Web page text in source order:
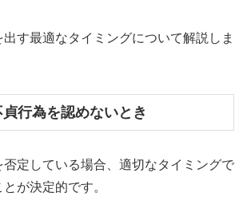
す最適なタイミングについて解説しま
行為を認めないとき
定している場合、適切なタイミングで
が決定的です。